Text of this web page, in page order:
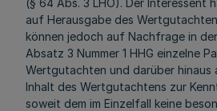
(§ 64 Abs. 3 LHO). Der Interessent
auf Herausgabe des
können jedoch auf Nachfrage in
Absatz 3 Nummer 1 HHG einzelne
Wertgutachten und darüber hinaus
Inhalt des Wertgutachtens zur
soweit dem im Einzelfall keine